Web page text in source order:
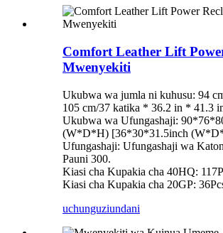
Comfort Leather Lift
Mwenyekiti
Ukubwa wa jumla ni kuhusu: 94
105 cm/37 katika * 36.2 in * 41.3
Ukubwa wa Ufungashaji:
(W*D*H) [36*30*31.5inch
Ufungashaji: Ufungashaji wa
Pauni 300.
Kiasi cha Kupakia cha 40HQ:
Kiasi cha Kupakia cha 20GP:
uchunguziundani